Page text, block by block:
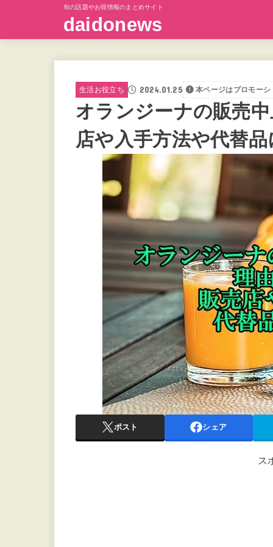
旬の話題やお得情報のまとめサイト
daidonews
生活お役立ち 2024.01.25 本ページはプロモー
オランジーナの販売
店や入手方法や代替
ポスト シェア
ス